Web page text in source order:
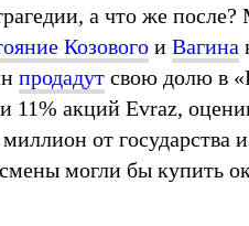
а что же
Козового и Вагина
продадут свою долю в
11% акций Evraz,
от государства
могли бы купить